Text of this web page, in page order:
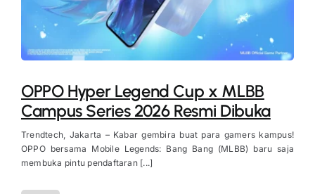
OPPO Hyper Legend Cup x MLBB
Campus Series 2026 Resmi Dibuka
Trendtech, Jakarta – Kabar gembira buat para gamers kampus!
OPPO bersama Mobile Legends: Bang Bang (MLBB) baru saja
membuka pintu pendaftaran [...]